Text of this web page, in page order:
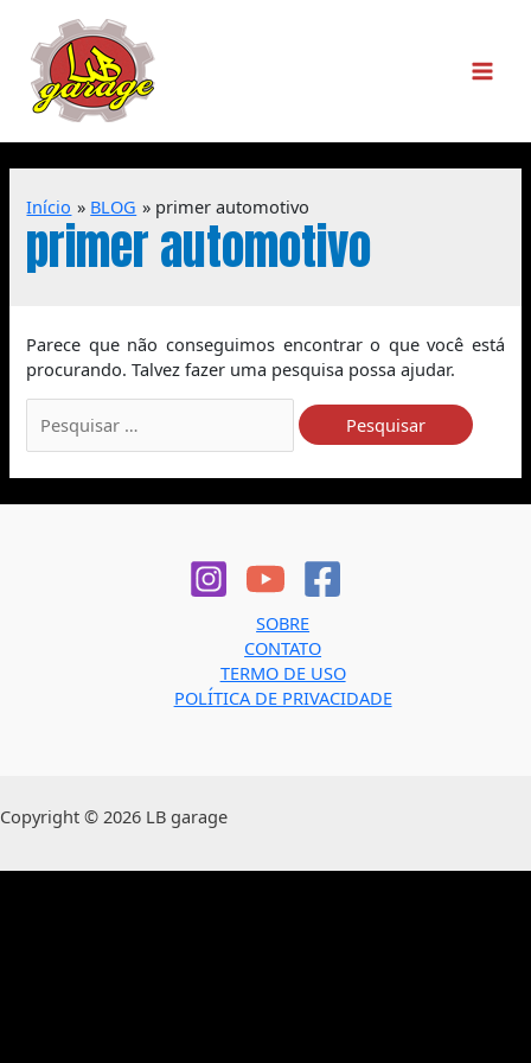
Início BLOG primer automotivo
primer automotivo
Parece que não conseguimos encontrar o que você está
procurando. Talvez fazer uma pesquisa possa ajudar.
SOBRE
CONTATO
TERMO DE USO
POLÍTICA DE PRIVACIDADE
Copyright © 2026 LB garage